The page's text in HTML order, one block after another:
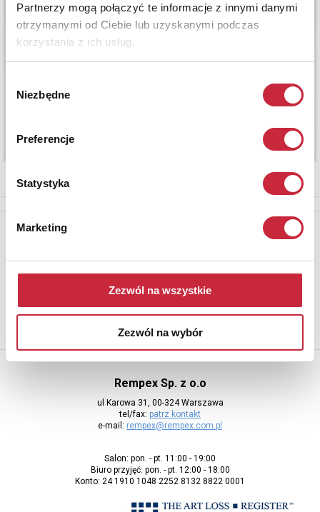
Partnerzy mogą połączyć te informacje z innymi danymi
otrzymanymi od Ciebie lub uzyskanymi podczas
korzystania z ich usług.
zgody
Niezbędne
Preferencje
Statystyka
Marketing
Zezwól na wszystkie
Zezwól na wybór
Rempex Sp. z o.o
ul Karowa 31, 00-324 Warszawa
tel/fax: patrz kontakt
e-mail: rempex@rempex.com.pl
Salon: pon. - pt. 11:00 - 19:00
Biuro przyjęć: pon. - pt. 12:00 - 18:00
Konto: 24 1910 1048 2252 8132 8822 0001